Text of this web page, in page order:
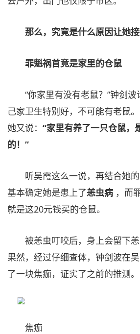
那么，究竟是什么原因让她接
罪魁祸首竟是家里的仓鼠
“你家里有没有老鼠？”钟剑
己家卫生特别好，不可能有老鼠。
她又说： “家里有养了一只仓鼠，
的！”
听吴霞这么一说，再结合她
基本确定她是患上了恙虫病 ，而
就是这20元钱买的仓鼠。
被恙虫叮咬后，身上会留下恙
果然，经过仔细查体，钟剑波在
了一块焦痂，证实了之前的推测。
焦痂